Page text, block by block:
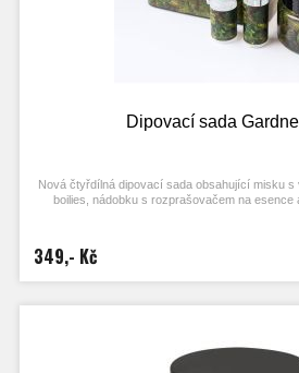
- jedinečný vzor Gardner
Dipovací sada
Nová čtyřdílná dipovací sada obsahující misku s
boilies, nádobku s rozprašovačem na esence
Misku s víčkem o objemu 1,2L na míchání
hotových PVA punčoch. Dipovací nádobku
Uzavíratelná nádoba o objemu250ml na
349,- Kč